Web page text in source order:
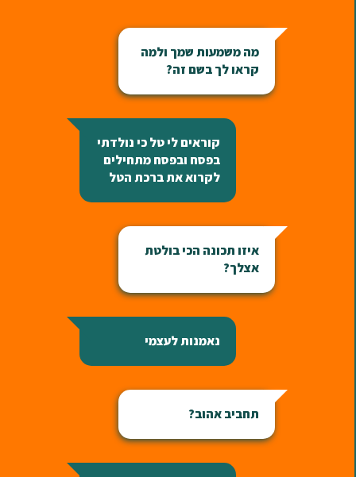
מה משמעות שמך ולמה
קראו לך בשם זה?
קוראים לי טל כי נולדתי
בפסח ובפסח מתחילים
לקרוא את ברכת הטל
איזו תכונה הכי בולטת
אצלך?
נאמנות לעצמי
תחביב אהוב?